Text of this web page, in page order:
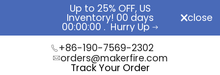
Up to 25% OFF, US
Inventory! 00 days
00:00:00 . Hurry Up
RC
close
+86-190-7569-2302
orders@makerfire.com
Track Your Order